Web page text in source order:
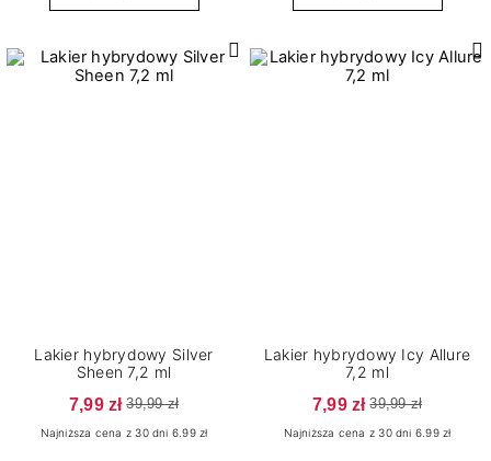
Lakier hybrydowy Silver
Sheen 7,2 ml
7,99 zł 39,99 zł
Najniższa cena z 30 dni 6.99 zł
Lakier hybrydowy Icy Allure
7,2 ml
7,99 zł 39,99 zł
Najniższa cena z 30 dni 6.99 zł